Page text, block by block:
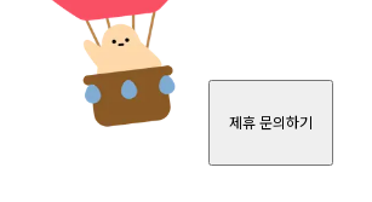
제휴 문의하기